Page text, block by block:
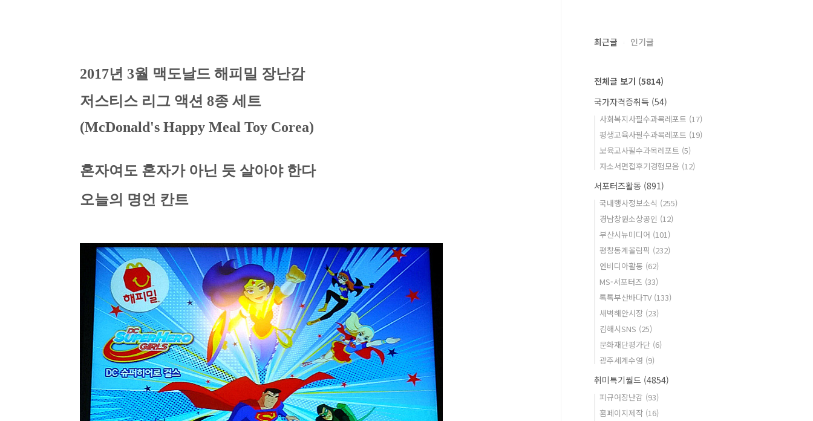
2017년 3월 맥도날드 해피밀 장난감
저스티스 리그 액션 8종 세트
(McDonald's Happy Meal Toy Corea)
혼자여도 혼자가 아닌 듯 살아야 한다
오늘의 명언 칸트
최근글 인기글
전체글 보기 (5814)
국가자격증취득 (54)
사회복지사필수과목레포트 (17)
평생교육사필수과목레포트 (19)
보육교사필수과목레포트 (5)
자소서면접후기경험모음 (12)
서포터즈활동 (891)
국내행사정보소식 (255)
경남창원소상공인 (12)
부산시뉴미디어 (101)
평창동계올림픽 (232)
엔비디아활동 (62)
MS-서포터즈 (33)
톡톡부산바다TV (133)
새벽해안시장 (23)
김해시SNS (25)
문화재단평가단 (6)
광주세계수영 (9)
취미특기월드 (4854)
피규어장난감 (93)
홈페이지제작 (16)